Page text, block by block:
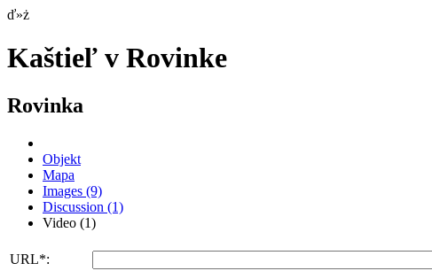
ď»ż
Kaštieľ v Rovinke
Rovinka
Objekt
Mapa
Images (9)
Discussion (1)
Video (1)
URL*: